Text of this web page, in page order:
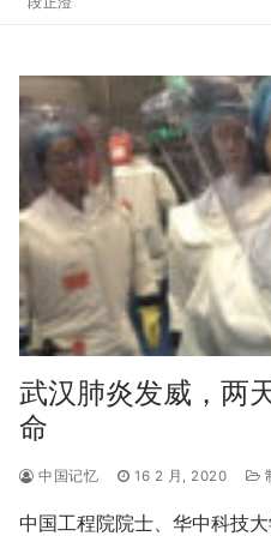
武汉肺炎发威，两
命
中国记忆 16 2 月, 2020
中国工程院院士、华中科技